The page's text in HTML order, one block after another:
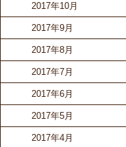
2017年10月
2017年9月
2017年8月
2017年7月
2017年6月
2017年5月
2017年4月